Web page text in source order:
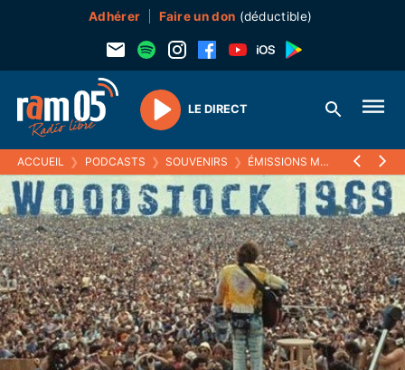
Adhérer Faire un don (déductible)
Play
LE DIRECT
ACCUEIL ❯ PODCASTS ❯ SOUVENIRS ❯ ÉMISSIONS MUSICALES (SOUVENIRS)